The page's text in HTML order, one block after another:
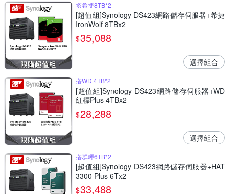
搭希捷8TB*2
[超值組]Synology DS423網路儲存伺服器+希捷
IronWolf 8TBx2
$35,088
選擇組合
搭WD 4TB*2
[超值組]Synology DS423網路儲存伺服器+WD
紅標Plus 4TBx2
$28,288
選擇組合
搭群暉6TB*2
[超值組]Synology DS423網路儲存伺服器+HAT
3300 Plus 6Tx2
$33,488